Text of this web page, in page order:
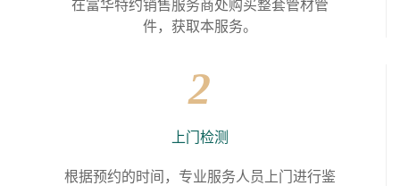
在富华特约销售服务商处购买整套管材管
件，获取本服务。
2
上门检测
根据预约的时间，专业服务人员上门进行鉴